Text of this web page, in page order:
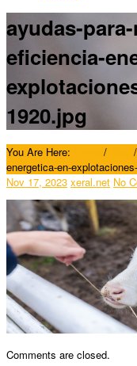
ayudas-
eficiencia-
1920.jpg
You Are Here: / /
energetica-en-
Nov 17, 2023 xeral.net No
Comments are closed.